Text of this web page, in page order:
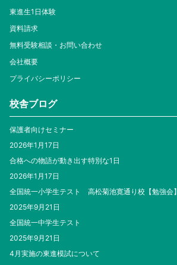
東進生1日体験
資料請求
無料受験相談・お問い合わせ
会社概要
プライバシーポリシー
校舎ブログ
保護者向けセミナー
2026年1月17日
合格への物語が動き出す特別な1日
2026年1月17日
全国統一小学生テスト 高松菊池寛通り校【勉強会】
2025年9月21日
全国統一中学生テスト
2025年9月21日
4月実施の東進模試について